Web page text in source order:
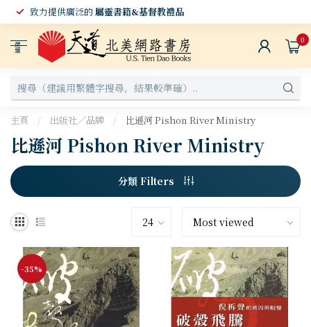
致力提供廣泛的屬靈書籍&基督教禮品
選
單
0
主頁 / 出版社／品牌 / 比遜河 Pishon River Ministry
比遜河 Pishon River Ministry
分類 Filters
-35%